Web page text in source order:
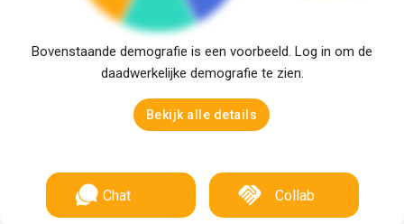
Bovenstaande demografie is een voorbeeld. Log in om de
daadwerkelijke demografie te zien.
Bekijk alle details
Chat Collab